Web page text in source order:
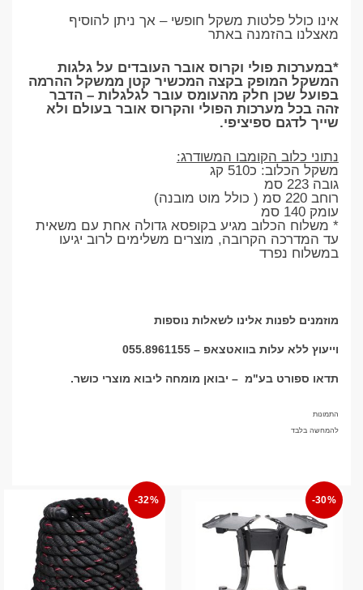
אינו כולל פלטות משקל חופשי – אך ניתן להוסיף
מאצלנו בהזמנה באתר
*במערכות פולי וקרוס אובר העובדים על גלגות
המשקל המופק בקצה המכשיר קטן ממשקל ההרמה
בפועל שכן חלק מהעומס עובר לגלגלות – הדבר
זהה בכל מערכות הפולי והקרוס אובר בעולם ולא
שייך לדגם ספיציפי.
נתוני כלוב הקומבו המשודרג:
משקל הכלוב: כ510 קג
גובה 223 סמ
רוחב 220 סמ ( כולל מוט מובנה)
עומק 140 סמ
* משלוח הכלוב מגיע בקופסא גדולה אחת עם משאית
עד המדרכה הקרובה, מוצרים משלימים לרוב יגיעו
במשלוח נפרד
מוזמנים לפנות אלינו לשאלות נוספות
וייעוץ ללא עלות בוואטצאפ –055.8961155
תדאו ספורט בע"מ – יבואן מומחה ליבוא מוצרי כושר.
התמונות
להמחשה בלבד
-30%
-32%